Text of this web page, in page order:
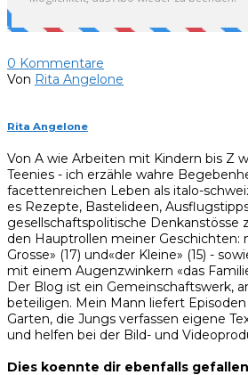
0 Kommentare
Von Rita Angelone
Rita Angelone
Von A wie Arbeiten mit Kindern bis Z
Teenies - ich erzähle wahre
facettenreichen Leben als italo-
es Rezepte, Bastelideen,
gesellschaftspolitische Denkanstösse
den Hauptrollen meiner Geschichten:
Grosse» (17) und«der Kleine» (15) -
mit einem Augenzwinkern «das
Der Blog ist ein Gemeinschaftswerk,
beteiligen. Mein Mann liefert
Garten, die Jungs verfassen eigene
und helfen bei der Bild- und
Dies koennte dir ebenfalls gefallen